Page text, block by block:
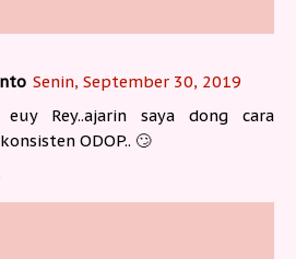
Senin, September 30, 2019
Rey..ajarin saya dong cara
ODOP.. 🙄